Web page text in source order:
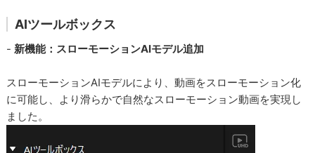
AIツールボックス
-新機能：スローモーションAIモデル追加
スローモーションAIモデルにより、動画をスローモーション化
に可能し、より滑らかで自然なスローモーション動画を実現し
ました。